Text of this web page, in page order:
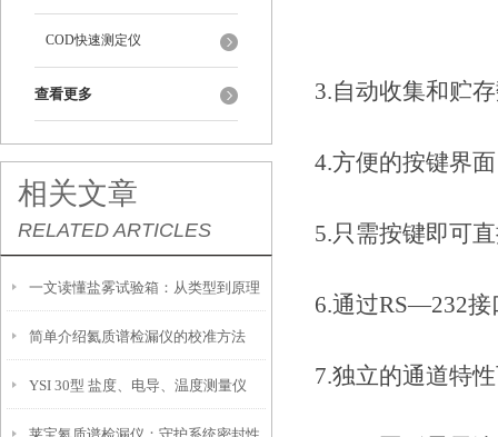
COD快速测定仪
查看更多
相关文章
RELATED ARTICLES
一文读懂盐雾试验箱：从类型到原理
简单介绍氦质谱检漏仪的校准方法
YSI 30型 盐度、电导、温度测量仪
3.自动收集和贮
4.方便的按键界面
5.只需按键即可
6.通过RS—232接
7.独立的通道特